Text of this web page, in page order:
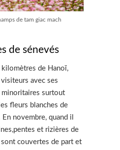
de tam giac mach
de sénevés
de Hanoï,
avec ses
minoritaires surtout
fleurs blanches de
novembre, quand il
et rizières de
couvertes de part et